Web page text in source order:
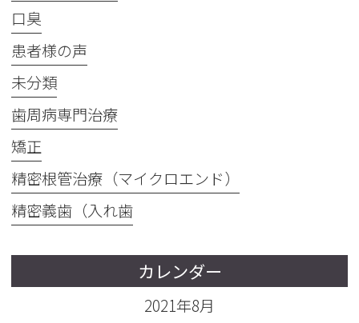
口臭
患者様の声
未分類
歯周病専門治療
矯正
精密根管治療（マイクロエンド）
精密義歯（入れ歯
カレンダー
2021年8月